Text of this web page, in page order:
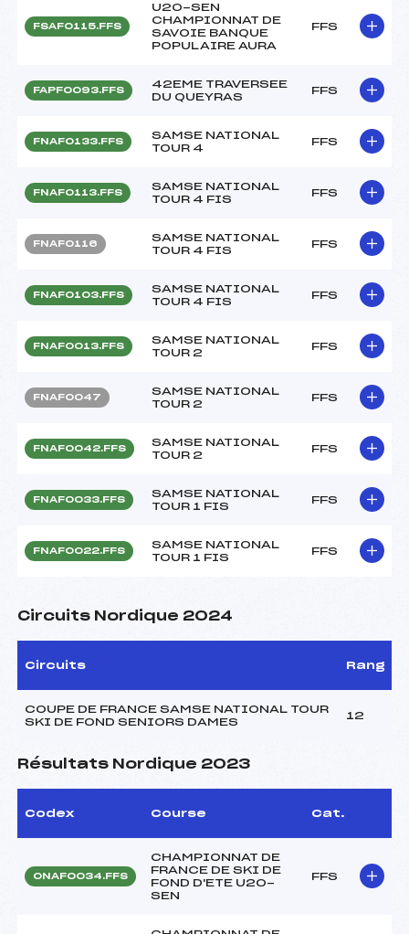
FSAF0115.FFS
U20-SEN
CHAMPIONNAT DE
SAVOIE BANQUE
POPULAIRE AURA
FFS
FAPF0093.FFS
42EME TRAVERSEE
DU QUEYRAS
FFS
FNAF0133.FFS
SAMSE NATIONAL
TOUR 4
FFS
FNAF0113.FFS
SAMSE NATIONAL
TOUR 4 FIS
FFS
FNAF0116
SAMSE NATIONAL
TOUR 4 FIS
FFS
FNAF0103.FFS
SAMSE NATIONAL
TOUR 4 FIS
FFS
FNAF0013.FFS
SAMSE NATIONAL
TOUR 2
FFS
FNAF0047
SAMSE NATIONAL
TOUR 2
FFS
FNAF0042.FFS
SAMSE NATIONAL
TOUR 2
FFS
FNAF0033.FFS
SAMSE NATIONAL
TOUR 1 FIS
FFS
FNAF0022.FFS
SAMSE NATIONAL
TOUR 1 FIS
FFS
Circuits Nordique 2024
Circuits Rang
COUPE DE FRANCE SAMSE NATIONAL TOUR
SKI DE FOND SENIORS DAMES
12
Résultats Nordique 2023
Codex Course Cat.
ONAF0034.FFS
CHAMPIONNAT DE
FRANCE DE SKI DE
FOND D'ETE U20-
SEN
FFS